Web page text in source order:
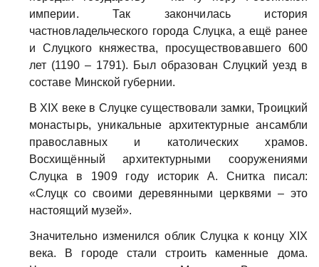
империи. Так закончилась история
частновладельческого города Слуцка, а ещё ранее
и Слуцкого княжества, просуществовавшего 600
лет (1190 – 1791). Был образован Слуцкий уезд в
составе Минской губернии.
В XIX веке в Слуцке существовали замки, Троицкий
монастырь, уникальные архитектурные ансамбли
православных и католических храмов.
Восхищённый архитектурными сооружениями
Слуцка в 1909 году историк А. Снитка писал:
«Слуцк со своими деревянными церквями – это
настоящий музей».
Значительно изменился облик Слуцка к концу XIX
века. В городе стали строить каменные дома.